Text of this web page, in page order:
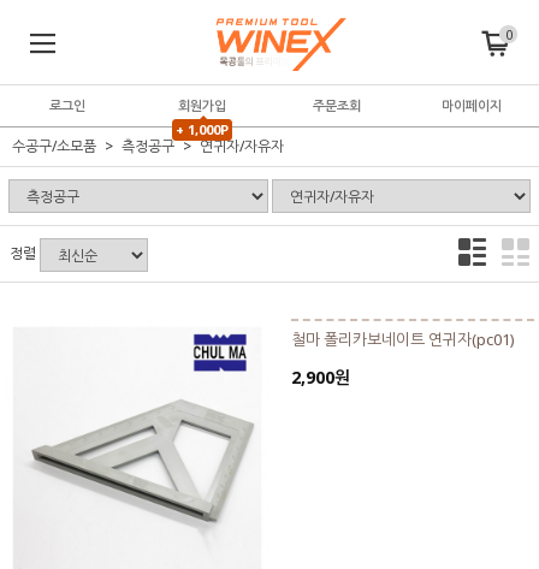
0
로그인
회원가입
+ 1,000P
주문조회 마이페이지
수공구/소모품 측정공구 연귀자/자유자
정렬
철마 폴리카보네이트 연귀자(pc01)
2,900원